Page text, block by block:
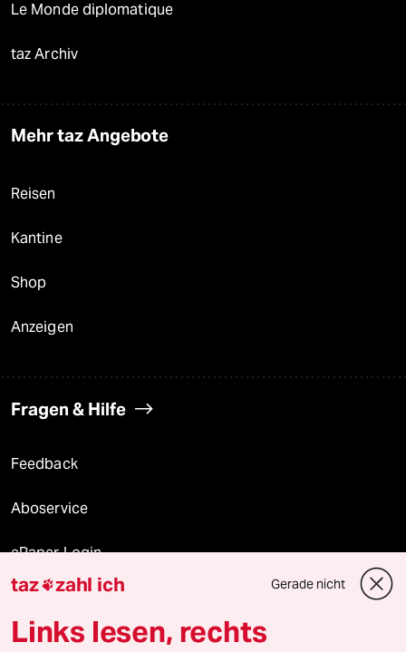
Le Monde diplomatique
taz Archiv
Mehr taz Angebote
Reisen
Kantine
Shop
Anzeigen
Fragen & Hilfe
Feedback
Aboservice
ePaper Login
Downloads für Abonnierende
taz zahl ich Gerade nicht
Links lesen, rechts